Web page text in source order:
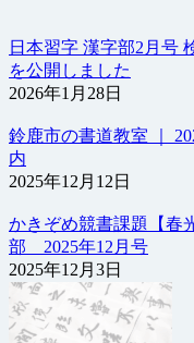
日本習字 漢字部2月号
を公開しました
2026年1月28日
鈴鹿市の書道教室 ｜
内
2025年12月12日
かきぞめ競書課題【春
部 2025年12月号
2025年12月3日